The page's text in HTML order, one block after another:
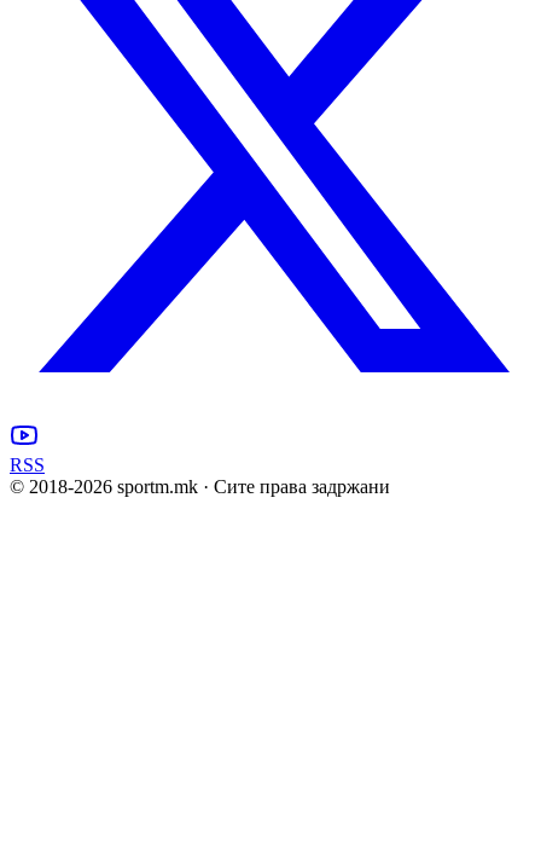
RSS
© 2018-2026 sportm.mk · Сите права задржани